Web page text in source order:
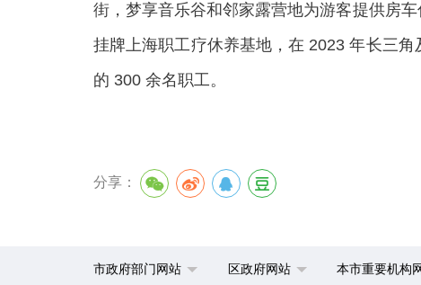
街，梦享音乐谷和邻家露营地为游客提供房
挂牌上海职工疗休养基地，在 2023 年长三
的 300 余名职工。
分享：
市政府部门网站 区政府网站 本市重要机构